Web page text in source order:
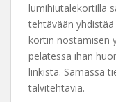
lumihiutalekortilla
tehtävään
kortin nostamisen
pelatessa ihan
linkistä. Samassa
talvitehtäviä.